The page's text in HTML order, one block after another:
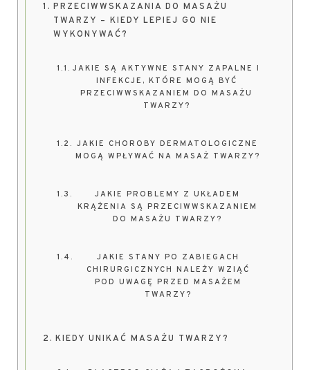
PRZECIWWSKAZANIA DO MASAŻU
TWARZY – KIEDY LEPIEJ GO NIE
WYKONYWAĆ?
JAKIE SĄ AKTYWNE STANY ZAPALNE I
INFEKCJE, KTÓRE MOGĄ BYĆ
PRZECIWWSKAZANIEM DO MASAŻU
TWARZY?
JAKIE CHOROBY DERMATOLOGICZNE
MOGĄ WPŁYWAĆ NA MASAŻ TWARZY?
JAKIE PROBLEMY Z UKŁADEM
KRĄŻENIA SĄ PRZECIWWSKAZANIEM
DO MASAŻU TWARZY?
JAKIE STANY PO ZABIEGACH
CHIRURGICZNYCH NALEŻY WZIĄĆ
POD UWAGĘ PRZED MASAŻEM
TWARZY?
KIEDY UNIKAĆ MASAŻU TWARZY?